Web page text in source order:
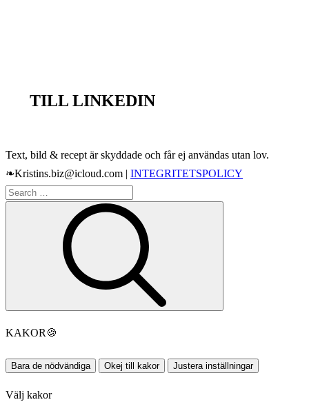
TILL LINKEDIN
Text, bild & recept är skyddade och får ej användas utan lov.
❧Kristins.biz@icloud.com | INTEGRITETSPOLICY
Search
KAKOR 🍪
Bara de nödvändiga Okej till kakor Justera inställningar
Välj kakor